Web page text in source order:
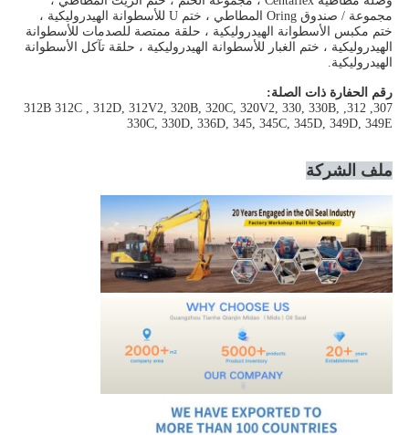
مجموعة / صندوق Oring المطاطي ، ختم U للأسطوانة الهيدروليكية ،
ختم مكبس الأسطوانة الهيدروليكية ، حلقة ممتصة للصدمات للأسطوانة
الهيدروليكية ، ختم الغبار للأسطوانة الهيدروليكية ، حلقة تآكل الأسطوانة
الهيدروليكية.
رقم الحفارة ذات الصلة:
307, 312, 312B 312C , 312D, 312V2, 320B, 320C, 320V2, 330, 330B,
330C, 330D, 336D, 345, 345C, 345D, 349D, 349E
ملف الشركة